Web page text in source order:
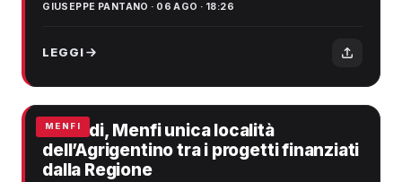
GIUSEPPE PANTANO · 06 AGO · 18:26
LEGGI
MENFI
Incendi, Menfi unica località
dell’Agrigentino tra i progetti finanziati
dalla Regione